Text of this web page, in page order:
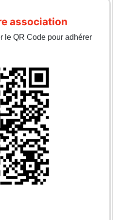
association
le QR Code pour adhérer